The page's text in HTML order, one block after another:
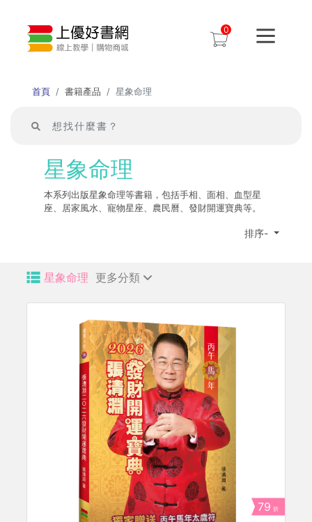
0
首頁 書籍產品 星象命理
星象命理
本系列出版星象命理等書籍，包括手相、面相、血型星
座、居家風水、寵物星座、農民曆、發財開運寶典等。
排序-
星象命理 更多分類
79 折